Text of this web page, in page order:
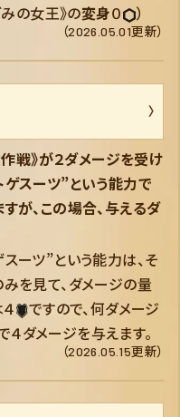
の女王》の変身０ ）
（2026.05.01更新）
戦》が２ダメージを受け
ゲスーツ”という能力で
が、この場合、与えるダ
スーツ”という能力は、そ
を見て、ダメージの量
ですので、何ダメージ
４ダメージを与えます。
（2026.05.15更新）